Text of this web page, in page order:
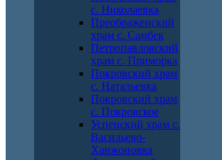
с. Николаевка
Преображенский
храм с. Самбек
Петропавловский
храм с. Приморка
Покровский храм
с. Натальевка
Покровский храм
с. Покровское
Успенский храм с.
Васильево-
Ханжоновка